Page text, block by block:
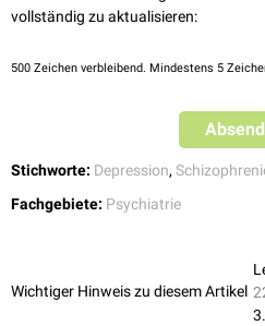
1998: Abspaltung des
vollständig zu aktualisieren:
500 Zeichen verbleibend. Mindestens 5
Stichworte: Depression,
Fachgebiete: Psychiatrie
Wichtiger Hinweis zu diesem Artikel